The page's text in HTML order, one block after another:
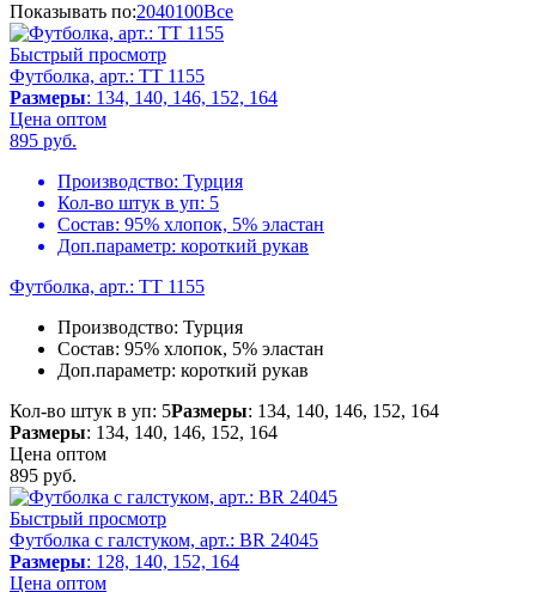
Показывать по:2040100Все
Быстрый просмотр
Футболка, арт.: TT 1155
Размеры: 134, 140, 146, 152, 164
Цена оптом
895 руб.
Производство: Турция
Кол-во штук в уп: 5
Состав: 95% хлопок, 5% эластан
Доп.параметр: короткий рукав
Футболка, арт.: TT 1155
Производство: Турция
Состав: 95% хлопок, 5% эластан
Доп.параметр: короткий рукав
Кол-во штук в уп: 5Размеры: 134, 140, 146, 152, 164
Размеры: 134, 140, 146, 152, 164
Цена оптом
895 руб.
Быстрый просмотр
Футболка с галстуком, арт.: BR 24045
Размеры: 128, 140, 152, 164
Цена оптом